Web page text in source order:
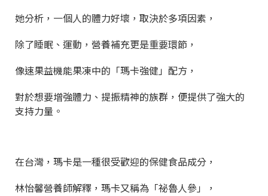
她分析，一個人的體力好壞，取決於多項因素，
除了睡眠、運動，營養補充更是重要環節，
像速果益機能果凍中的「瑪卡強健」配方，
對於想要增強體力、提振精神的族群，便提供了強大的
支持力量。
在台灣，瑪卡是一種很受歡迎的保健食品成分，
林怡馨營養師解釋，瑪卡又稱為「祕魯人參」，